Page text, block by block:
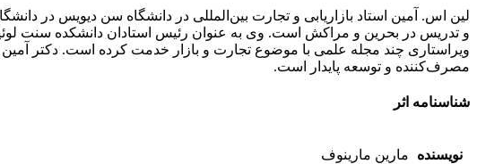
و تدریس در بحرین و مراکش است. وی به عنوان رئیس استادان دانشکده سنت
ویراستاری چند مجله علمی با موضوع تجارت و بازار خدمت کرده است. دکتر آمین
مصرف‌کننده و توسعه پایدار است.
شناسنامه اثر
نویسنده مارین مارینوف